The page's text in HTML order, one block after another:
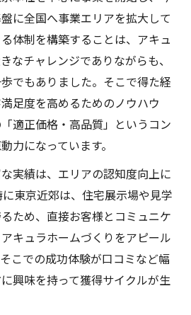
に全国へ事業エリアを拡大して
体制を構築することは、アキュ
なチャレンジでありながらも、
でもありました。そこで得た経
足度を高めるためのノウハウ
適正価格・高品質」というコン
力になっています。
実績は、エリアの認知度向上に
東京近郊は、住宅展示場や見学
ため、直接お客様とコミュニケ
キュラホームづくりをアピール
こでの成功体験が口コミなど幅
興味を持って獲得サイクルが生